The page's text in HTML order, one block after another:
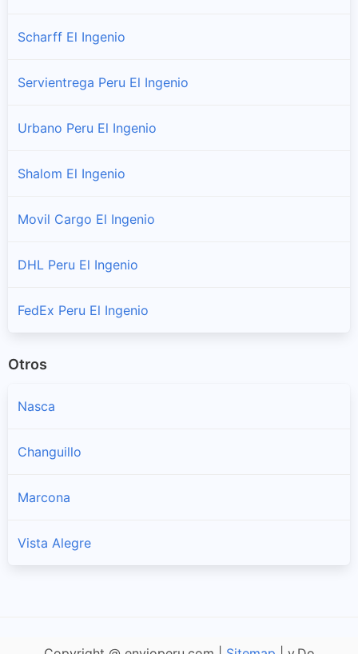
Scharff El Ingenio
Servientrega Peru El Ingenio
Urbano Peru El Ingenio
Shalom El Ingenio
Movil Cargo El Ingenio
DHL Peru El Ingenio
FedEx Peru El Ingenio
Otros
Nasca
Changuillo
Marcona
Vista Alegre